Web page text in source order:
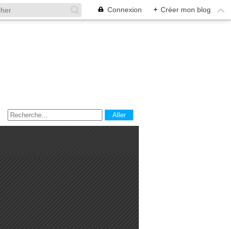
Connexion + Créer mon blog